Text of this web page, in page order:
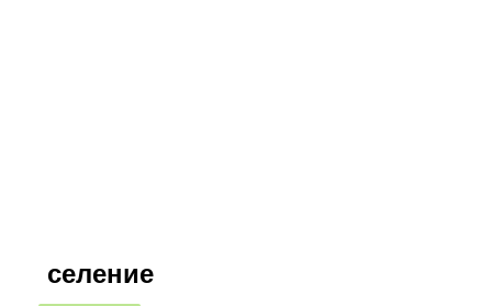
селение